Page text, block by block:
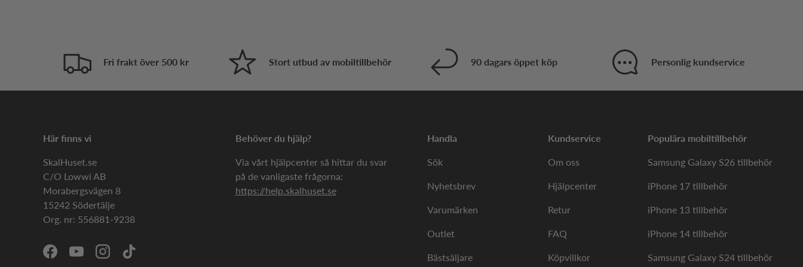
Fri frakt över 500 kr Stort utbud av mobiltillbehör 90 dagars öppet köp Personlig kundservice
Här finns vi
SkalHuset.se
C/O Lowwi AB
Morabergsvägen 8
15242 Södertälje
Org. nr: 556881-9238
FacebookYouTubeInstagramTikTok
Behöver du hjälp?
Via vårt hjälpcenter så hittar du svar
på de vanligaste frågorna:
https://help.skalhuset.se
Handla
Sök
Nyhetsbrev
Varumärken
Outlet
Bästsäljare
Kundservice
Om oss
Hjälpcenter
Retur
FAQ
Köpvillkor
Populära mobiltillbehör
Samsung Galaxy S26 tillbehör
iPhone 17 tillbehör
iPhone 13 tillbehör
iPhone 14 tillbehör
Samsung Galaxy S24 tillbehör